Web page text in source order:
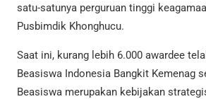
satu-satunya perguruan tinggi
Pusbimdik Khonghucu.
Saat ini, kurang lebih 6.000 awardee
Beasiswa Indonesia Bangkit Kemenag
Beasiswa merupakan kebijakan